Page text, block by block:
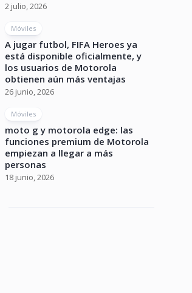
2 julio, 2026
Móviles
A jugar futbol, FIFA Heroes ya
está disponible oficialmente, y
los usuarios de Motorola
obtienen aún más ventajas
26 junio, 2026
Móviles
moto g y motorola edge: las
funciones premium de Motorola
empiezan a llegar a más
personas
18 junio, 2026